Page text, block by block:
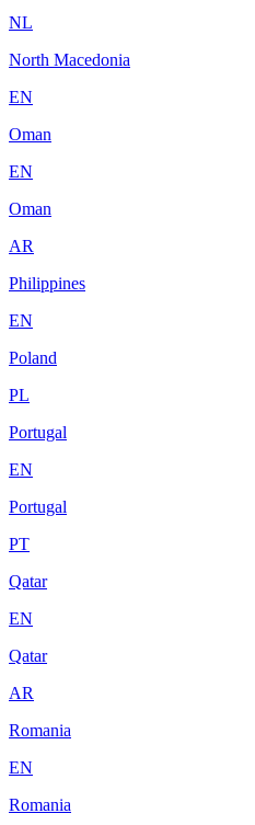
NL
North Macedonia
EN
Oman
EN
Oman
AR
Philippines
EN
Poland
PL
Portugal
EN
Portugal
PT
Qatar
EN
Qatar
AR
Romania
EN
Romania